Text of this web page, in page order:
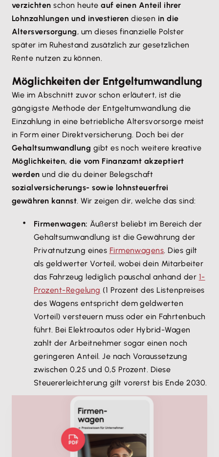
verzichten schon heuteauf einen Anteil ihrer
Lohnzahlungen und investieren diesen in die
Altersversorgung, um dieses finanzielle Polster
später im Ruhestand zusätzlich zur gesetzlichen
Rente nutzen zu können.
Möglichkeiten der Entgeltumwandlung
Wie im Abschnitt zuvor schon erläutert, ist die
gängigste Methode der Entgeltumwandlung die
Einzahlung in eine betriebliche Altersvorsorge meist
in Form einer Direktversicherung. Doch bei der
Gehaltsumwandlung gibt es noch weitere kreative
Möglichkeiten, die vom Finanzamt akzeptiert
werdenund die du deiner Belegschaft
sozialversicherungs- sowie lohnsteuerfrei
gewähren kannst. Wir zeigen dir, welche das sind:
Firmenwagen: Äußerst beliebt im Bereich der
Gehaltsumwandlung ist die Gewährung der
Privatnutzung eines Firmenwagens. Dies gilt
als geldwerter Vorteil, wobei dein Mitarbeiter
das Fahrzeug lediglich pauschal anhand der 1-
Prozent-Regelung (1 Prozent des Listenpreises
des Wagens entspricht dem geldwerten
Vorteil) versteuern muss oder ein Fahrtenbuch
führt. Bei Elektroautos oder Hybrid-Wagen
zahlt der Arbeitnehmer sogar einen noch
geringeren Anteil. Je nach Voraussetzung
zwischen 0,25 und 0,5 Prozent. Diese
Steuererleichterung gilt vorerst bis Ende 2030.